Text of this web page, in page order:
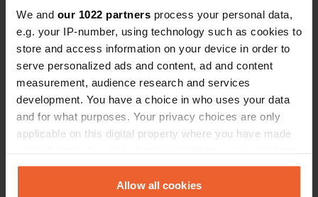
We and our 1022 partners process your personal data,
e.g. your IP-number, using technology such as cookies to
store and access information on your device in order to
serve personalized ads and content, ad and content
measurement, audience research and services
development. You have a choice in who uses your data
and for what purposes. Your privacy choices are only
applicable on this digital property where you have made
any time from the Cookie Declaration or by clicking on
the Privacy trigger icon.Allow all cookies
0
Changements
0
Photos
Chronologie des activités
Tous Lieux Photos Avis
Sitecode:56775